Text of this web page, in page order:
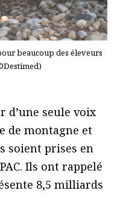
beaucoup des éleveurs
d’une seule voix
de montagne et
soient prises en
Ils ont rappelé
8,5 milliards